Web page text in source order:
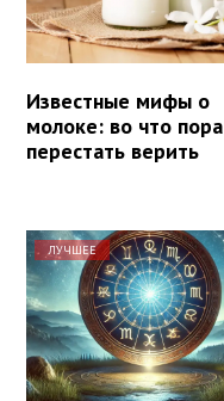
Известные мифы о
молоке: во что пора
перестать верить
ЛУЧШЕЕ